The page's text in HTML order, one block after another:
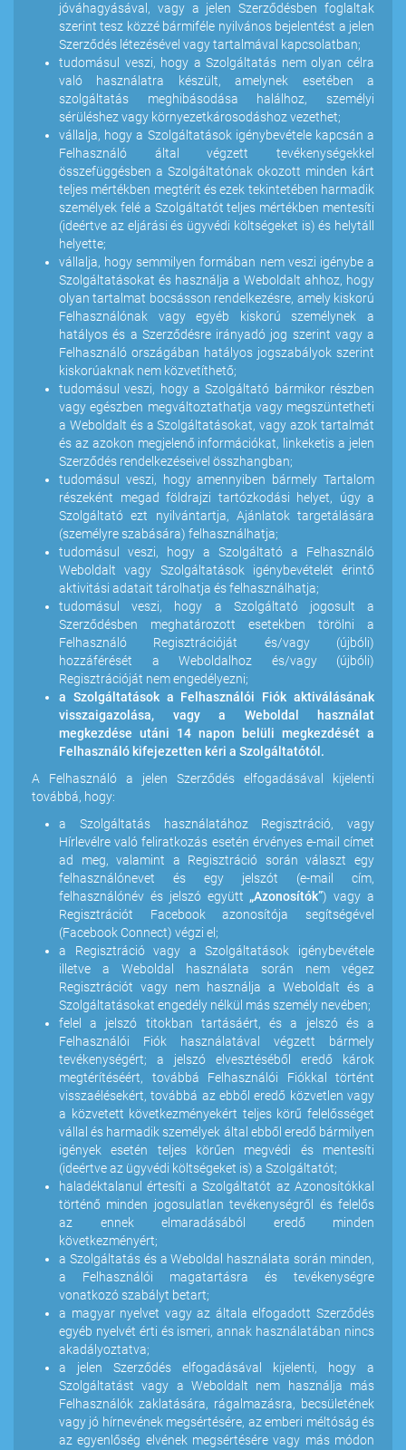
jóváhagyásával, vagy a jelen Szerződésben foglaltak
szerint tesz közzé bármiféle nyilvános bejelentést a jelen
Szerződés létezésével vagy tartalmával kapcsolatban;
tudomásul veszi, hogy a Szolgáltatás nem olyan célra
való használatra készült, amelynek esetében a
szolgáltatás meghibásodása halálhoz, személyi
sérüléshez vagy környezetkárosodáshoz vezethet;
vállalja, hogy a Szolgáltatások igénybevétele kapcsán a
Felhasználó által végzett tevékenységekkel
összefüggésben a Szolgáltatónak okozott minden kárt
teljes mértékben megtérít és ezek tekintetében harmadik
személyek felé a Szolgáltatót teljes mértékben mentesíti
(ideértve az eljárási és ügyvédi költségeket is) és helytáll
helyette;
vállalja, hogy semmilyen formában nem veszi igénybe a
Szolgáltatásokat és használja a Weboldalt ahhoz, hogy
olyan tartalmat bocsásson rendelkezésre, amely kiskorú
Felhasználónak vagy egyéb kiskorú személynek a
hatályos és a Szerződésre irányadó jog szerint vagy a
Felhasználó országában hatályos jogszabályok szerint
kiskorúaknak nem közvetíthető;
tudomásul veszi, hogy a Szolgáltató bármikor részben
vagy egészben megváltoztathatja vagy megszüntetheti
a Weboldalt és a Szolgáltatásokat, vagy azok tartalmát
és az azokon megjelenő információkat, linkeketis a jelen
Szerződés rendelkezéseivel összhangban;
tudomásul veszi, hogy amennyiben bármely Tartalom
részeként megad földrajzi tartózkodási helyet, úgy a
Szolgáltató ezt nyilvántartja, Ajánlatok targetálására
(személyre szabására) felhasználhatja;
tudomásul veszi, hogy a Szolgáltató a Felhasználó
Weboldalt vagy Szolgáltatások igénybevételét érintő
aktivitási adatait tárolhatja és felhasználhatja;
tudomásul veszi, hogy a Szolgáltató jogosult a
Szerződésben meghatározott esetekben törölni a
Felhasználó Regisztrációját és/vagy (újbóli)
hozzáférését a Weboldalhoz és/vagy (újbóli)
Regisztrációját nem engedélyezni;
a Szolgáltatások a Felhasználói Fiók aktiválásának
visszaigazolása, vagy a Weboldal használat
megkezdése utáni 14 napon belüli megkezdését a
Felhasználó kifejezetten kéri a Szolgáltatótól.
A Felhasználó a jelen Szerződés elfogadásával kijelenti
továbbá, hogy:
a Szolgáltatás használatához Regisztráció, vagy
Hírlevélre való feliratkozás esetén érvényes e-mail címet
ad meg, valamint a Regisztráció során választ egy
felhasználónevet és egy jelszót (e-mail cím,
felhasználónév és jelszó együtt „Azonosítók”) vagy a
Regisztrációt Facebook azonosítója segítségével
(Facebook Connect) végzi el;
a Regisztráció vagy a Szolgáltatások igénybevétele
illetve a Weboldal használata során nem végez
Regisztrációt vagy nem használja a Weboldalt és a
Szolgáltatásokat engedély nélkül más személy nevében;
felel a jelszó titokban tartásáért, és a jelszó és a
Felhasználói Fiók használatával végzett bármely
tevékenységért; a jelszó elvesztéséből eredő károk
megtérítéséért, továbbá Felhasználói Fiókkal történt
visszaélésekért, továbbá az ebből eredő közvetlen vagy
a közvetett következményekért teljes körű felelősséget
vállal és harmadik személyek által ebből eredő bármilyen
igények esetén teljes körűen megvédi és mentesíti
(ideértve az ügyvédi költségeket is) a Szolgáltatót;
haladéktalanul értesíti a Szolgáltatót az Azonosítókkal
történő minden jogosulatlan tevékenységről és felelős
az ennek elmaradásából eredő minden
következményért;
a Szolgáltatás és a Weboldal használata során minden,
a Felhasználói magatartásra és tevékenységre
vonatkozó szabályt betart;
a magyar nyelvet vagy az általa elfogadott Szerződés
egyéb nyelvét érti és ismeri, annak használatában nincs
akadályoztatva;
a jelen Szerződés elfogadásával kijelenti, hogy a
Szolgáltatást vagy a Weboldalt nem használja más
Felhasználók zaklatására, rágalmazásra, becsületének
vagy jó hírnevének megsértésére, az emberi méltóság és
az egyenlőség elvének megsértésére vagy más módon